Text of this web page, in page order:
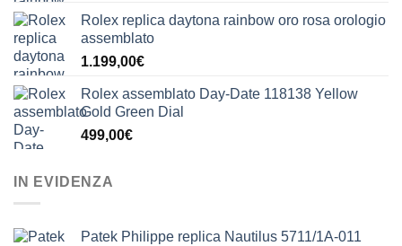
Rolex replica daytona rainbow oro rosa orologio
assemblato
1.199,00€
Rolex assemblato Day-Date 118138 Yellow
Gold Green Dial
499,00€
IN EVIDENZA
Patek Philippe replica Nautilus 5711/1A-011